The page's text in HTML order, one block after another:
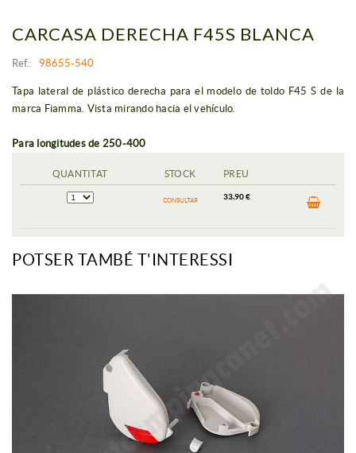
CARCASA DERECHA F45S BLANCA
Ref.: 98655-540
Tapa lateral de plástico derecha para el modelo de toldo F45 S de la
marca Fiamma. Vista mirando hacia el vehículo.
Para longitudes de 250-400
QUANTITAT STOCK PREU
CONSULTAR 33,90 €
POTSER TAMBÉ T'INTERESSI